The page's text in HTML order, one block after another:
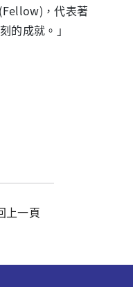
，代表著
的成就。」
上一頁